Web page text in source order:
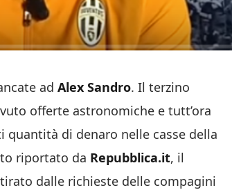
ad Alex Sandro. Il terzino
offerte astronomiche e tutt’ora
di denaro nelle casse della
riportato da Repubblica.it, il
dalle richieste delle compagini